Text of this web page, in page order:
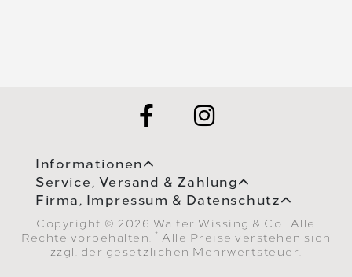
Informationen
Service, Versand & Zahlung
Firma, Impressum & Datenschutz
Copyright © 2026 Walter Wissing & Co.. Alle
Rechte vorbehalten.
* Alle Preise verstehen sich
zzgl. der gesetzlichen Mehrwertsteuer.